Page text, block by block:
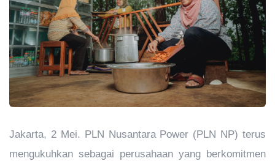
Jakarta, 2 Mei. PLN Nusantara Power (PLN NP) terus
mengukuhkan sebagai perusahaan yang berkomitmen